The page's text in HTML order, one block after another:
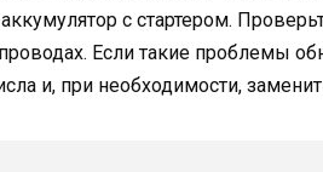
с стартером.
Если такие проблемы
и, при необходимости,